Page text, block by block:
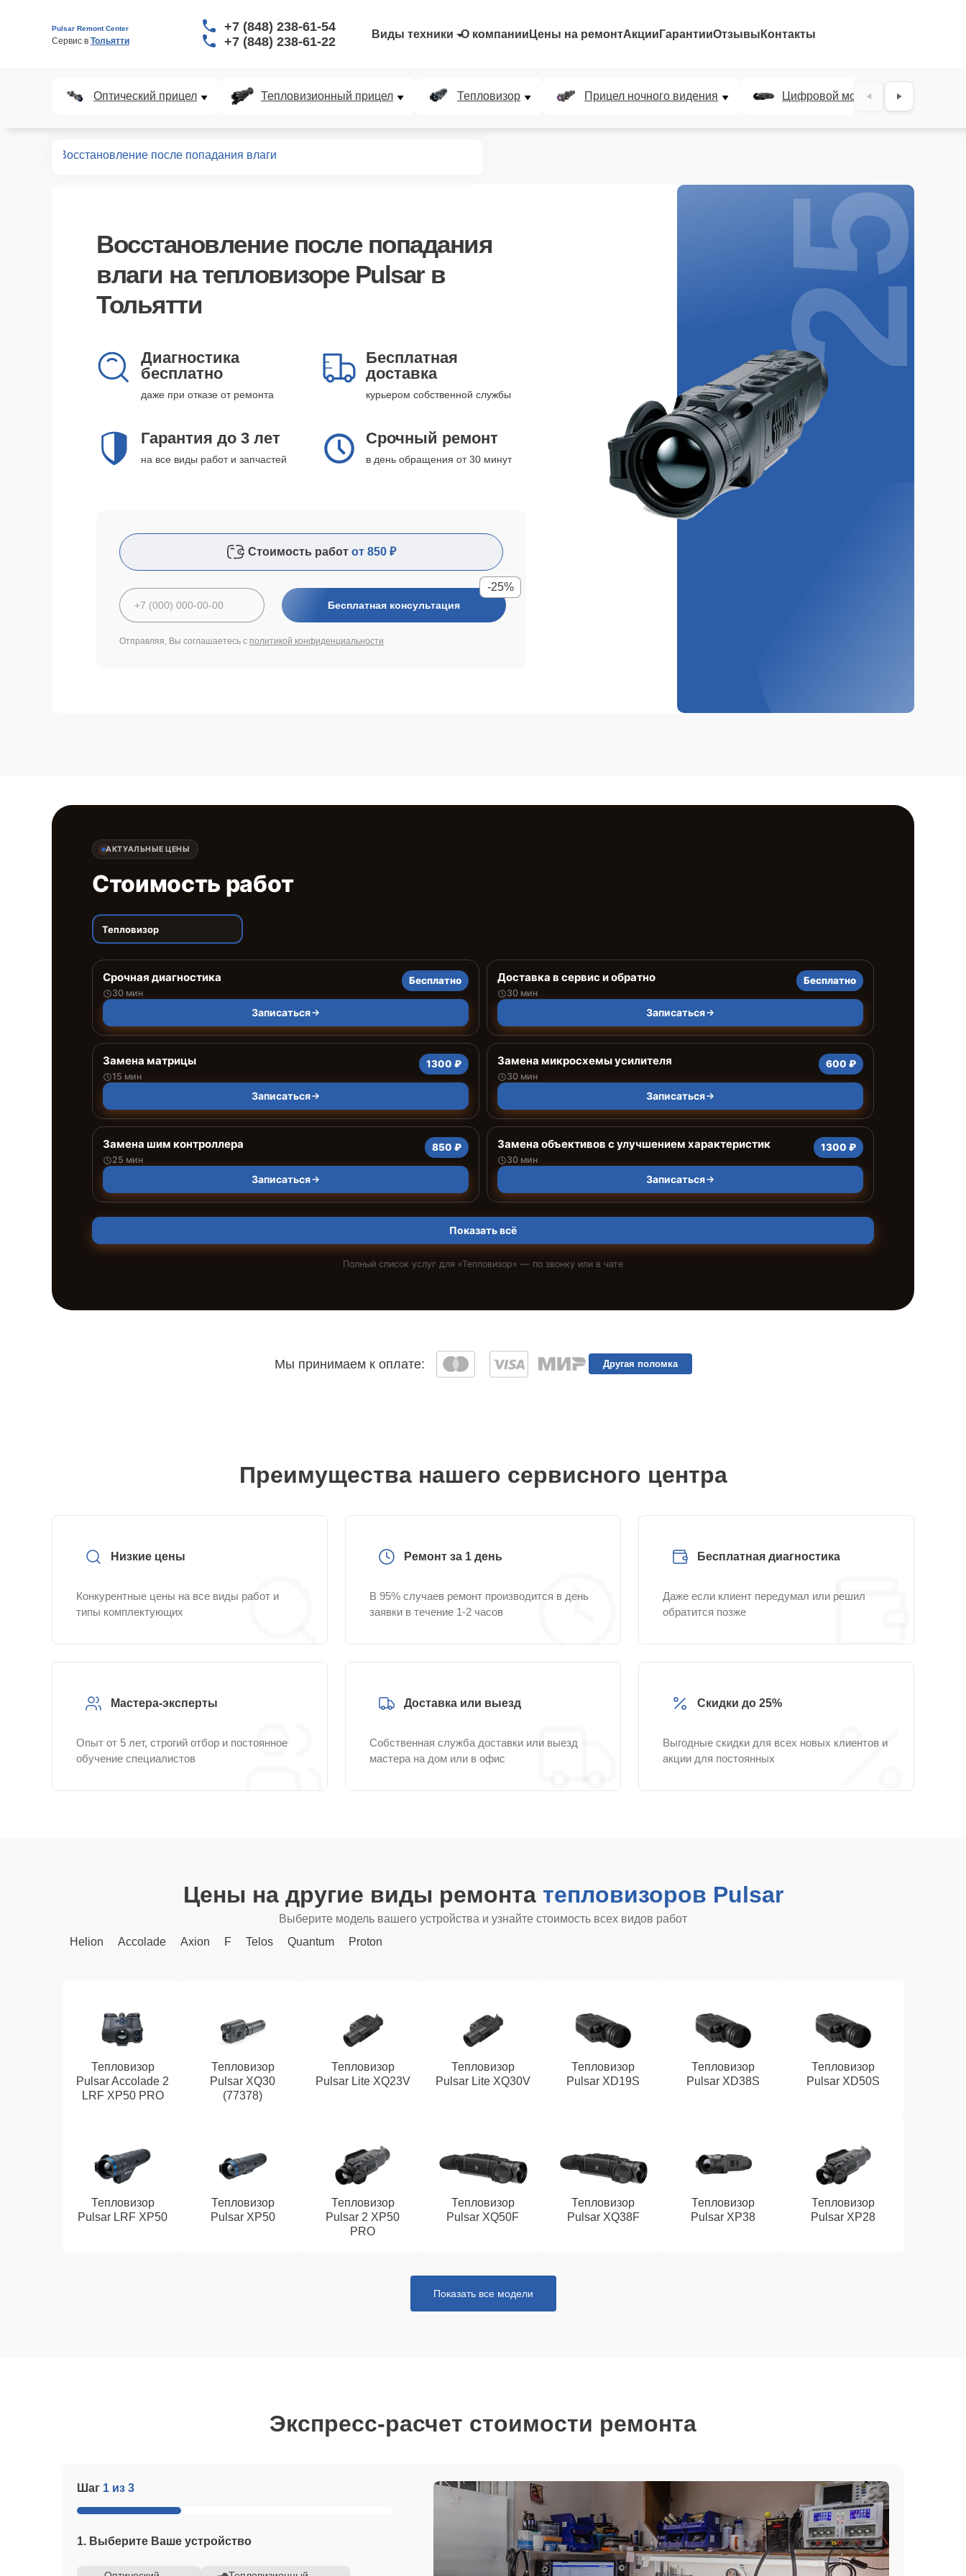
Pulsar Remont Center
Сервис в Тольятти
+7 (848) 238-61-54
+7 (848) 238-61-22
Виды техники О компании Цены на ремонтАкции ГарантииОтзывы Контакты
Оптический прицел Тепловизионный прицел Тепловизор Прицел ночного видения Цифровой монокуляр
Восстановление после попадания влаги
Восстановление после попадания
влаги на тепловизоре Pulsar в
Тольятти
Диагностика
бесплатно
даже при отказе от ремонта
Бесплатная
доставка
курьером собственной службы
Гарантия до 3 лет
на все виды работ и запчастей
Срочный ремонт
в день обращения от 30 минут
Стоимость работ от 850 ₽
Бесплатная консультация
-25%
Отправляя, Вы соглашаетесь с политикой конфиденциальности
25%
АКТУАЛЬНЫЕ ЦЕНЫ
Стоимость работ
Тепловизор
Срочная диагностика
30 мин
Бесплатно
Записаться
Доставка в сервис и обратно
30 мин
Бесплатно
Записаться
Замена матрицы
15 мин
1300 ₽
Записаться
Замена микросхемы усилителя
30 мин
600 ₽
Записаться
Замена шим контроллера
25 мин
850 ₽
Записаться
Замена объективов с улучшением характеристик
30 мин
1300 ₽
Записаться
Показать всё
Полный список услуг для «Тепловизор» — по звонку или в чате
Мы принимаем к оплате: Другая поломка
Преимущества нашего сервисного центра
Низкие цены
Конкурентные цены на все виды работ и
типы комплектующих
Ремонт за 1 день
В 95% случаев ремонт производится в день
заявки в течение 1-2 часов
Бесплатная диагностика
Даже если клиент передумал или решил
обратится позже
Мастера-эксперты
Опыт от 5 лет, строгий отбор и постоянное
обучение специалистов
Доставка или выезд
Собственная служба доставки или выезд
мастера на дом или в офис
Скидки до 25%
Выгодные скидки для всех новых клиентов и
акции для постоянных
Цены на другие виды ремонта тепловизоров Pulsar
Выберите модель вашего устройства и узнайте стоимость всех видов работ
Helion
Accolade Axion F Telos Quantum Proton
Тепловизор
Pulsar Accolade 2
LRF XP50 PRO
Тепловизор
Pulsar XQ30
(77378)
Тепловизор
Pulsar Lite XQ23V
Тепловизор
Pulsar Lite XQ30V
Тепловизор
Pulsar XD19S
Тепловизор
Pulsar XD38S
Тепловизор
Pulsar XD50S
Тепловизор
Pulsar LRF XP50
Тепловизор
Pulsar XP50
Тепловизор
Pulsar 2 XP50
PRO
Тепловизор
Pulsar XQ50F
Тепловизор
Pulsar XQ38F
Тепловизор
Pulsar XP38
Тепловизор
Pulsar XP28
Показать все модели
Экспресс-расчет стоимости ремонта
Шаг 1 из 3
1. Выберите Ваше устройство